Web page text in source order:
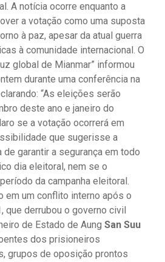
A notícia ocorre enquanto a
a votação como uma suposta
à paz, apesar da atual guerra
à comunidade internacional. O
global de Mianmar” informou
durante uma conferência na
“As eleições serão
deste ano e janeiro do
se a votação ocorrerá em
que sugerisse a
de garantir a segurança em todo
dia eleitoral, nem se o
da campanha eleitoral.
em um conflito interno após o
que derrubou o governo civil
de Estado de Aung San Suu
dos prisioneiros
grupos de oposição prontos